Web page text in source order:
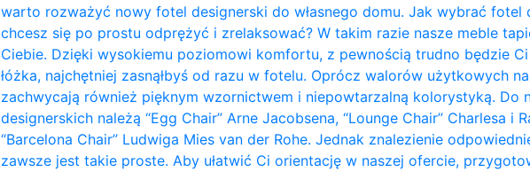
warto rozważyć nowy fotel designerski do własnego domu. Jak wybrać fotel
chcesz się po prostu odprężyć i zrelaksować? W takim razie nasze meble
Ciebie. Dzięki wysokiemu poziomowi komfortu, z pewnością trudno będzie
łóżka, najchętniej zasnąłbyś od razu w fotelu. Oprócz walorów użytkowych
zachwycają również pięknym wzornictwem i niepowtarzalną kolorystyką. Do
designerskich należą “Egg Chair” Arne Jacobsena, “Lounge Chair” Charlesa i
“Barcelona Chair” Ludwiga Mies van der Rohe. Jednak znalezienie
zawsze jest takie proste. Aby ułatwić Ci orientację w naszej ofercie,